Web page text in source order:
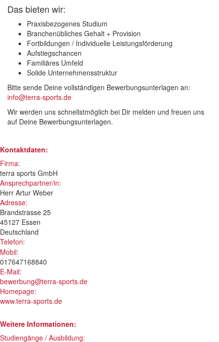
Das bieten wir:
Praxisbezogenes Studium
Branchenübliches Gehalt + Provision
Fortbildungen / Individuelle Leistungsförderung
Aufstiegschancen
Familiäres Umfeld
Solide Unternehmensstruktur
Bitte sende Deine vollständigen Bewerbungsunterlagen an:
info@terra-sports.de
Wir werden uns schnellstmöglich bei Dir melden und freuen uns
auf Deine Bewerbungsunterlagen.
Kontaktdaten:
Firma:
terra sports GmbH
Ansprechpartner/in:
Herr Artur Weber
Adresse:
Brandstrasse 25
45127 Essen
Deutschland
Telefon:
Mobil:
017647168840
E-Mail:
bewerbung@terra-sports.de
Homepage:
www.terra-sports.de
Weitere Informationen:
Studiengänge / Ausbildung: